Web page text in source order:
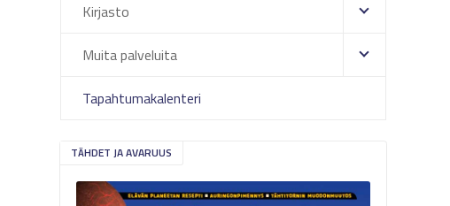
Kirjasto
Muita palveluita
Tapahtumakalenteri
TÄHDET JA AVARUUS